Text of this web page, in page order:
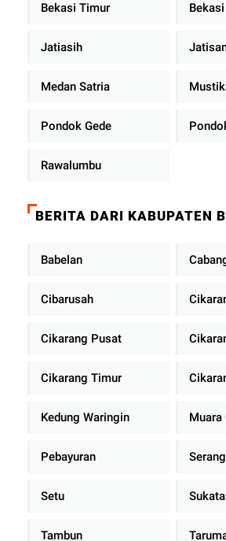
Bekasi Timur
Jatiasih
Medan Satria
Pondok Gede
Rawalumbu
BERITA DARI KABUPATEN
Babelan
Cibarusah
Cikarang Pusat
Cikarang Timur
Kedung Waringin Muara
Pebayuran
Setu
Tambun